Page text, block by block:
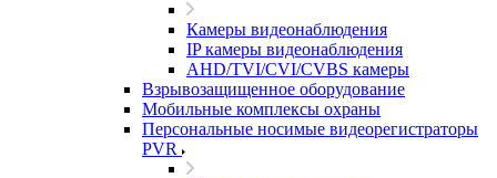
Камеры видеонаблюдения
IP камеры видеонаблюдения
AHD/TVI/CVI/CVBS камеры
Взрывозащищенное оборудование
Мобильные комплексы охраны
Персональные носимые видеорегистраторы
PVR